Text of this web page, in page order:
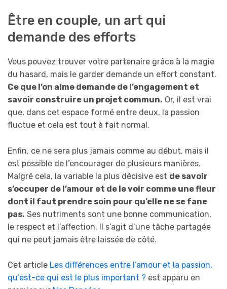
Être en couple, un art qui
demande des efforts
Vous pouvez trouver votre partenaire grâce à la magie
du hasard, mais le garder demande un effort constant.
Ce que l’on aime demande de l’engagement et
savoir construire un projet commun. Or, il est vrai
que, dans cet espace formé entre deux, la passion
fluctue et cela est tout à fait normal.
Enfin, ce ne sera plus jamais comme au début, mais il
est possible de l’encourager de plusieurs manières.
Malgré cela, la variable la plus décisive est de savoir
s’occuper de l’amour et de le voir comme une fleur
dont il faut prendre soin pour qu’elle ne se fane
pas. Ses nutriments sont une bonne communication,
le respect et l’affection. Il s’agit d’une tâche partagée
qui ne peut jamais être laissée de côté.
Cet article Les différences entre l’amour et la passion,
qu’est-ce qui est le plus important ? est apparu en